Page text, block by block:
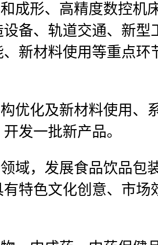
形、高精度数控机床
备、轨道交通、新型
新材料使用等重点环
化及新材料使用、
发一批新产品。
，发展食品饮品包
特色文化创意、市场